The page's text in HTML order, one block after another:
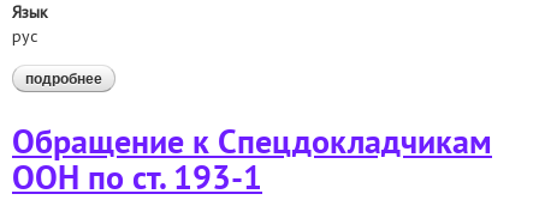
Язык
рус
подробнее о направили спецдокладчику оон по вопросу о праве
каждого человека на наивысший достижимый уровень
Обращение к Спецдокладчикам
ООН по ст. 193-1